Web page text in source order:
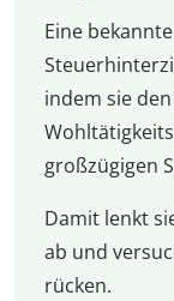
Eine
indem sie
großzügigen
Damit lenkt
ab und
rücken.